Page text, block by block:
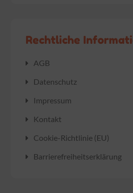
Rechtliche
AGB
Datenschutz
Impressum
Kontakt
Cookie-Richtlinie (EU)
Barrierefreiheitserklärung